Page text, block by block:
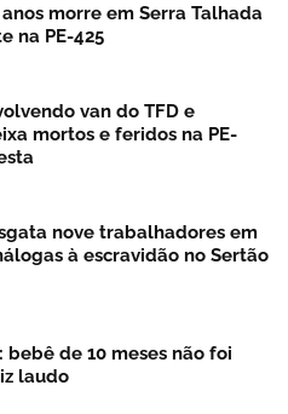
morre em Serra Talhada
na PE-425
van do TFD e
mortos e feridos na PE-
nove trabalhadores em
à escravidão no Sertão
bebê de 10 meses não foi
laudo